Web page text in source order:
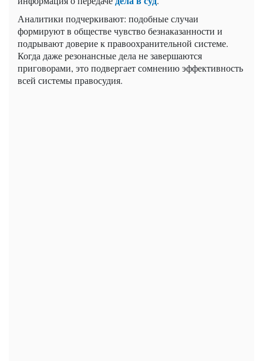
Аналитики подчеркивают: подобные случаи
формируют в обществе чувство безнаказанности и
подрывают доверие к правоохранительной системе.
Когда даже резонансные дела не завершаются
приговорами, это подвергает сомнению эффективность
всей системы правосудия.